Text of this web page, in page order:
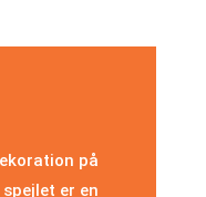
på
er en